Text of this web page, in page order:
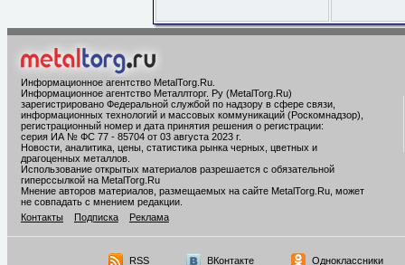
Информационное агентство MetalTorg.Ru
Информационное агентство Металлторг. Ру (MetalTorg.Ru)
зарегистрировано Федеральной службой по надзору в сфере связи,
информационных технологий и массовых коммуникаций (Роскомнадзор),
регистрационный номер и дата принятия решения о регистрации:
серия ИА № ФС 77 - 85704 от 03 августа 2023 г.
Новости, аналитика, цены, статистика рынка черных, цветных и
драгоценных металлов.
Использование открытых материалов разрешается с обязательной
гиперссылкой на MetalTorg.Ru
Мнение авторов материалов, размещаемых на сайте MetalTorg.Ru, может
не совпадать с мнением редакции.
Контакты
Подписка Реклама
RSS ВКонтакте Одноклассники